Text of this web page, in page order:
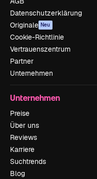
Datenschutzerklärung
Originale Neu
Cookie-Richtlinie
Vertrauenszentrum
Partner
Unternehmen
Unternehmen
Preise
Über uns
Reviews
Karriere
Suchtrends
Blog